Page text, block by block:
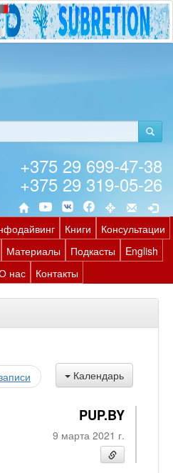
+375 29 699-47-38
+375 29 319-05-26
Книги
Консультации
Материалы Подкасты
English
нас Контакты
Календарь
PUP.BY
9 марта 2021 г.